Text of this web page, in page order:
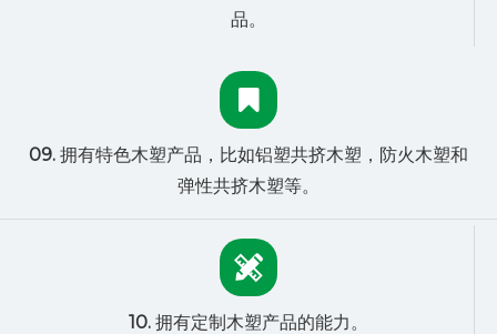
品。
09. 拥有特色木塑产品，比如铝塑共挤木塑，防火木塑和
弹性共挤木塑等。
10.拥有定制木塑产品的能力。